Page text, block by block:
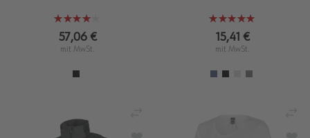
Bewertung:
80%
57,06 €
mit MwSt.
Bewertung:
100%
15,41 €
mit MwSt.